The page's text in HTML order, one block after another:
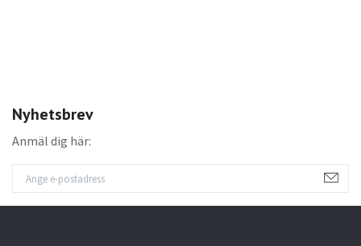
Nyhetsbrev
Anmäl dig här: